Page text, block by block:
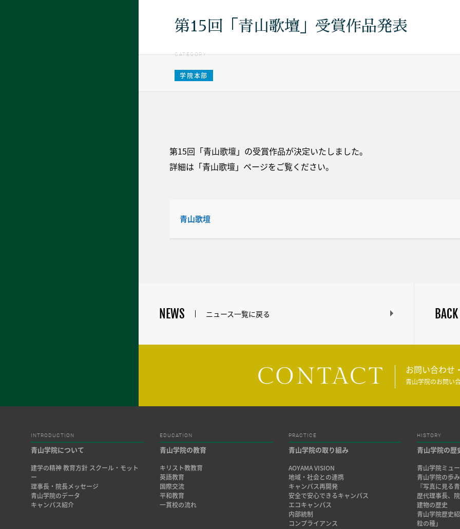
第15回「青山歌壇」受賞作品発表
CATEGORY
学院本部
第15回「青山歌壇」の受賞作品が決定いたしました。
詳細は「青山歌壇」ページをご覧ください。
青山歌壇
NEWS ニュース一覧に戻る BACK
CONTACT お問い合わせ
青山学院のお問い
INTRODUCTION
青山学院について
建学の精神 教育方針 スクール・モット
ー
理事長・院長メッセージ
青山学院のデータ
キャンパス紹介
EDUCATION
青山学院の教育
キリスト教教育
英語教育
国際交流
平和教育
一貫校の流れ
PRACTICE
青山学院の取り組み
AOYAMA VISION
地域・社会との連携
キャンパス再開発
安全で安心できるキャンパス
エコキャンパス
内部統制
コンプライアンス
HISTORY
青山学院の歴
青山学院ミュ
青山学院の歩み
『写真に見る
歴代理事長、
建物の歴史
青山学院歴史
粒の種」